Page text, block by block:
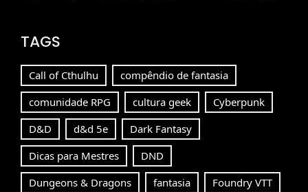
TAGS
Call of Cthulhu
compêndio de fantasia
comunidade RPG
cultura geek
Cyberpunk
D&D
d&d 5e
Dark Fantasy
Dicas para Mestres
DND
Dungeons & Dragons
fantasia
Foundry VTT